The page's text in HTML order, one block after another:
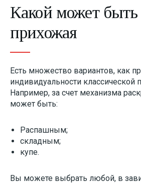
Какой может
прихожая
Есть множество вариантов, как
индивидуальности классической
Например, за счет механизма
может быть:
Распашным;
складным;
купе.
Вы можете выбрать любой, в